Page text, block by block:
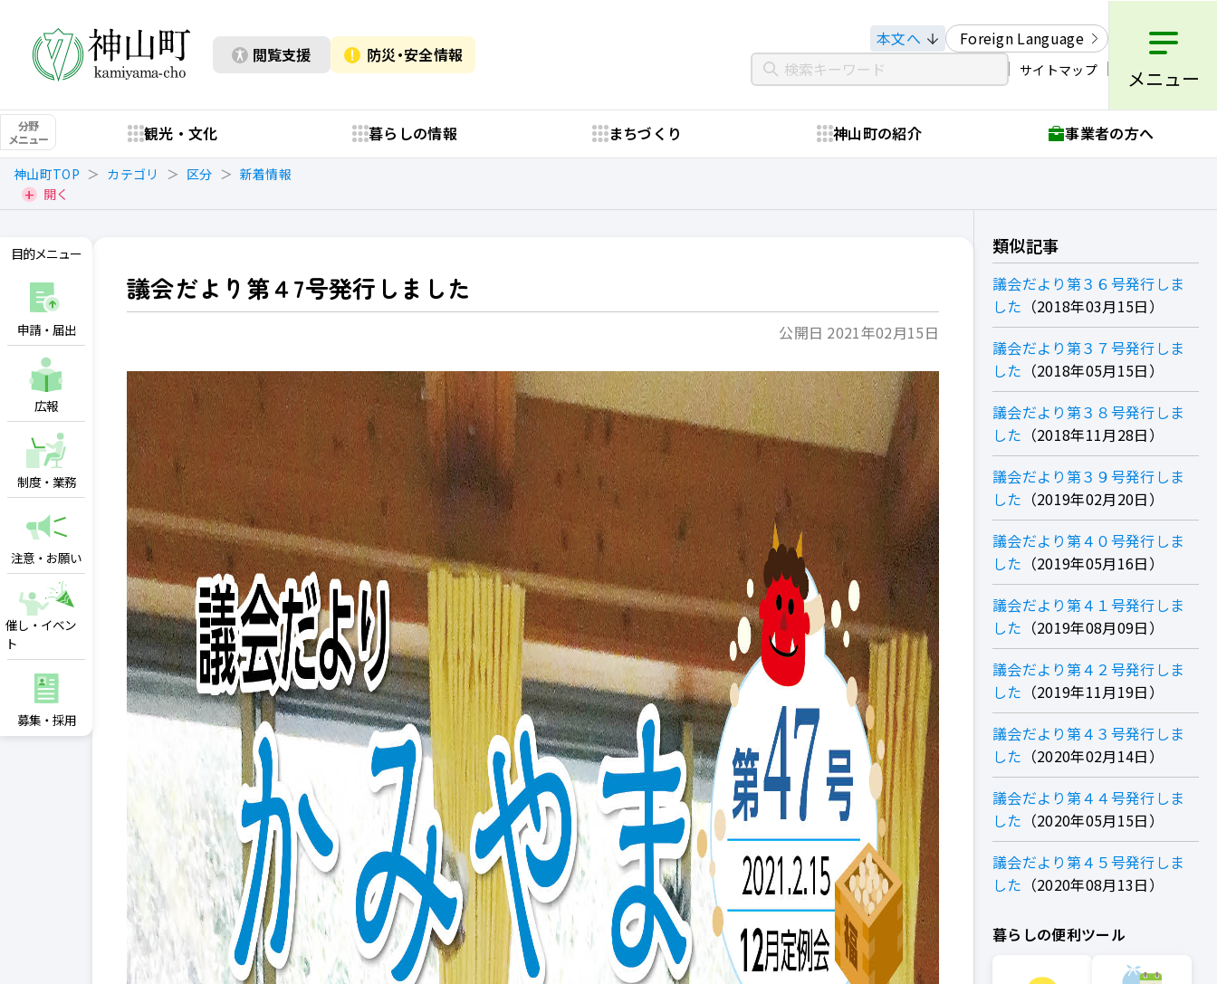
閲覧支援 防災・安全情報
本文へ Foreign Language
サイトマップ メニュー
分野
メニュー
観光・文化 暮らしの情報 まちづくり 神山町の紹介 事業者の方へ
神山町TOP カテゴリ 区分
新着情報
開く
目的メニュー
申請・届出
広報
制度・業務
注意・お願い
催し・イベン
ト
募集・採用
議会だより第４7号発行しました
公開日 2021年02月15日
類似記事
議会だより第３６号発行しま
した
2018年03月15日
議会だより第３７号発行しま
した
2018年05月15日
議会だより第３８号発行しま
した
2018年11月28日
議会だより第３９号発行しま
した
2019年02月20日
議会だより第４０号発行しま
した
2019年05月16日
議会だより第４１号発行しま
した
2019年08月09日
議会だより第４２号発行しま
した
2019年11月19日
議会だより第４３号発行しま
した
2020年02月14日
議会だより第４４号発行しま
した
2020年05月15日
議会だより第４５号発行しま
した
2020年08月13日
暮らしの便利ツール